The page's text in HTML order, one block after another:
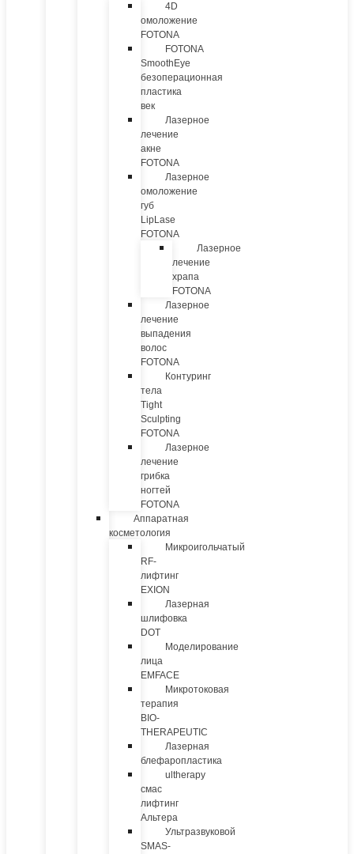
4D
омоложение
FOTONA
FOTONA
SmoothEye
безоперационная
пластика
век
Лазерное
лечение
акне
FOTONA
Лазерное
омоложение
губ
LipLase
FOTONA
Лазерное
лечение
храпа
FOTONA
Лазерное
лечение
выпадения
волос
FOTONA
Контуринг
тела
Tight
Sculpting
FOTONA
Лазерное
лечение
грибка
ногтей
FOTONA
Аппаратная
косметология
Микроигольчатый
RF-
лифтинг
EXION
Лазерная
шлифовка
DOT
Моделирование
лица
EMFACE
Микротоковая
терапия
BIO-
THERAPEUTIC
Лазерная
блефаропластика
ultherapy
смас
лифтинг
Альтера
Ультразвуковой
SMAS-